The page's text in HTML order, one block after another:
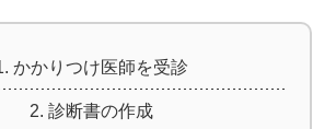
かかりつけ医師を受診
診断書の作成